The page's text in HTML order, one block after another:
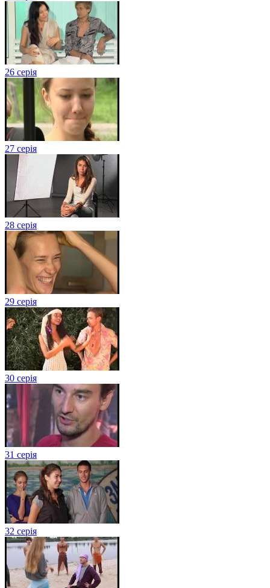
26 серія
27 серія
28 серія
29 серія
30 серія
31 серія
32 серія